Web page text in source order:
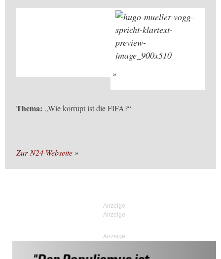
Thema: „Wie korrupt ist die FIFA?“
Zur N24-Webseite
Anzeige